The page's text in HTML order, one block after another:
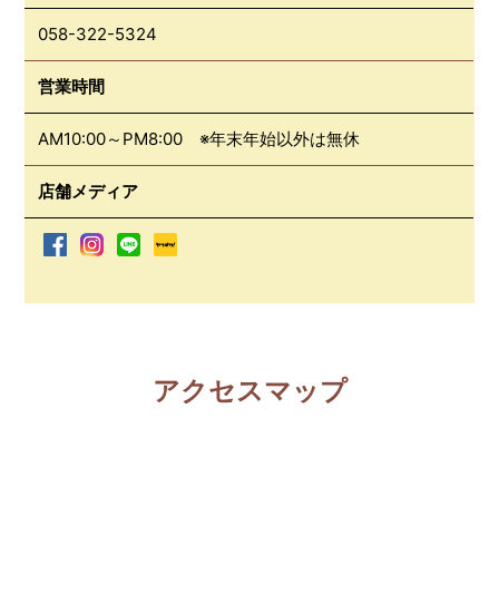
058-322-5324
営業時間
AM10:00～PM8:00 ※年末年始以外は無休
店舗メディア
アクセスマップ